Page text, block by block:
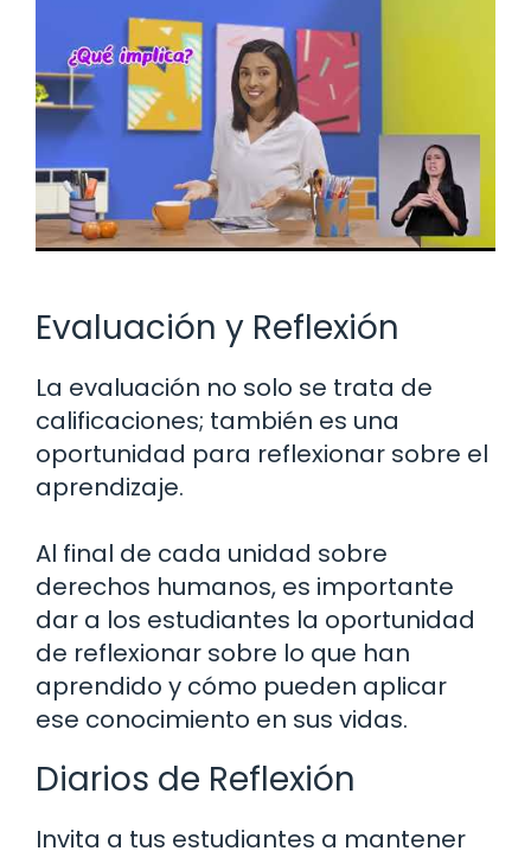
Evaluación y Reflexión
La evaluación no solo se trata de
calificaciones; también es una
oportunidad para reflexionar sobre el
aprendizaje.
Al final de cada unidad sobre
derechos humanos, es importante
dar a los estudiantes la oportunidad
de reflexionar sobre lo que han
aprendido y cómo pueden aplicar
ese conocimiento en sus vidas.
Diarios de Reflexión
Invita a tus estudiantes a mantener